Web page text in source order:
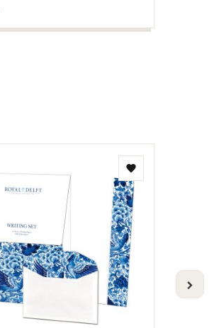
Toevoegen
aan
verlanglijst